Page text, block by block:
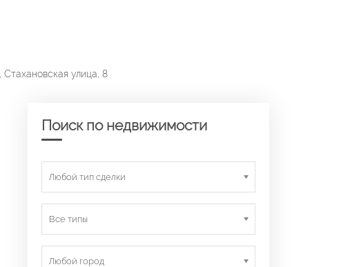
Стахановская улица, 8
Поиск по недвижимости
Любой тип сделки
Все типы
Любой город